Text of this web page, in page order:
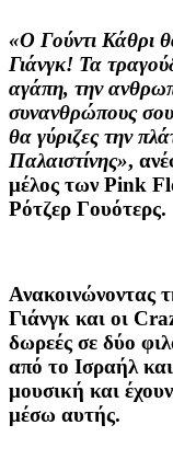
«Ο Γούντι Κάθρι
Γιάνγκ! Τα
αγάπη, την
συνανθρώπους
θα γύριζες την
Παλαιστίνης»,
μέλος των Pink
Ρότζερ Γουότερς.
Ανακοινώνοντας
Γιάνγκ και οι
δωρεές σε δύο
από το Ισραήλ
μουσική και
μέσω αυτής.